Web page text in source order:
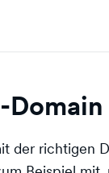
der richtigen